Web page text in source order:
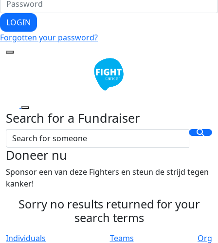
LOGIN
Forgotten your password?
Search for a Fundraiser
Doneer nu
Sponsor een van deze Fighters en steun de strijd tegen
kanker!
Sorry no results returned for your
search terms
Individuals Teams
Org